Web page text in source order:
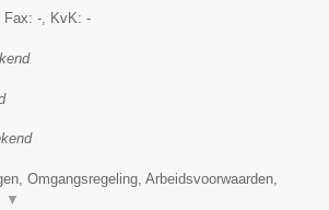
Fax: -, KvK: -
Omgangsregeling, Arbeidsvoorwaarden,
▼